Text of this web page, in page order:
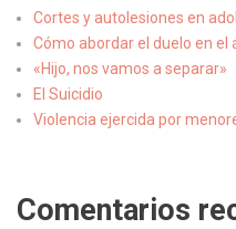
Cortes y autolesiones en
Cómo abordar el duelo en el
«Hijo, nos vamos a separar»
El Suicidio
Violencia ejercida por
Comentarios